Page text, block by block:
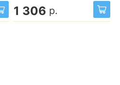
1 306 р.